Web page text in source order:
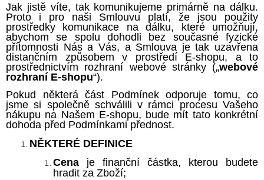
Jak jistě víte, tak komunikujeme primárně na dálku.
Proto i pro naši Smlouvu platí, že jsou použity
prostředky komunikace na dálku, které umožňují,
abychom se spolu dohodli bez současné fyzické
přítomnosti Nás a Vás, a Smlouva je tak uzavřena
distančním způsobem v prostředí E-shopu, a to
prostřednictvím rozhraní webové stránky („webové
rozhraní E-shopu“).
Pokud některá část Podmínek odporuje tomu, co
jsme si společně schválili v rámci procesu Vašeho
nákupu na Našem E-shopu, bude mít tato konkrétní
dohoda před Podmínkami přednost.
NĚKTERÉ DEFINICE
Cena je finanční částka, kterou budete
hradit za Zboží;